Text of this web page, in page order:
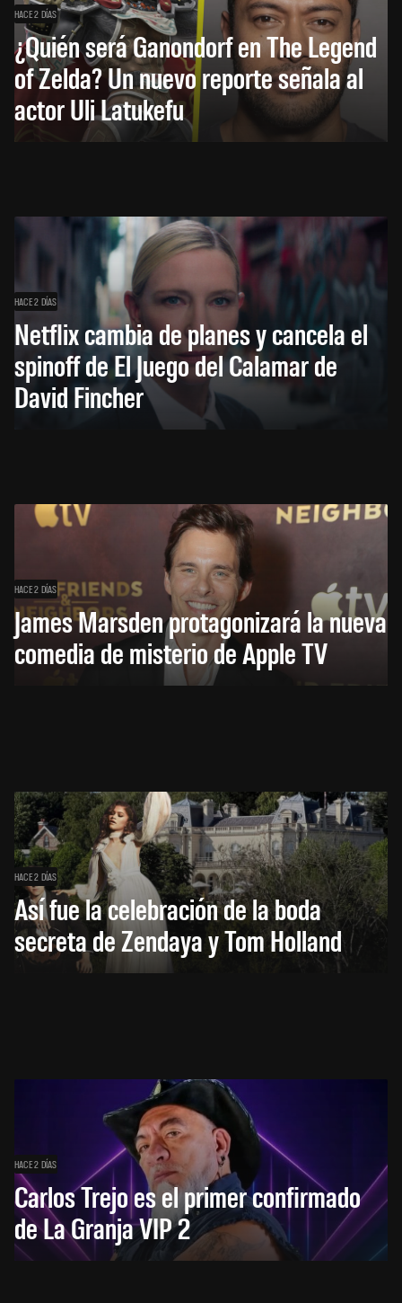
HACE 2 DÍAS
¿Quién será Ganondorf en The Legend
of Zelda? Un nuevo reporte señala al
actor Uli Latukefu
HACE 2 DÍAS
Netflix cambia de planes y cancela el
spinoff de El Juego del Calamar de
David Fincher
HACE 2 DÍAS
James Marsden protagonizará la nueva
comedia de misterio de Apple TV
HACE 2 DÍAS
Así fue la celebración de la boda
secreta de Zendaya y Tom Holland
HACE 2 DÍAS
Carlos Trejo es el primer confirmado
de La Granja VIP 2